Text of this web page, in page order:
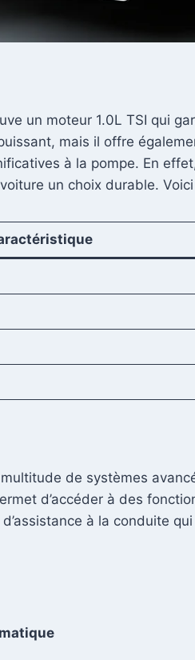
un moteur 1.0L TSI qui
mais il offre
à la pompe. En
un choix durable.
multitude de systèmes
d’accéder à des
à la conduite